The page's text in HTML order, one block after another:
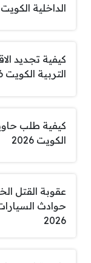
الداخلية الكويت 2026
كيفية تجديد
التربية الكويت 2026
كيفية طلب
الكويت 2026
عقوبة القتل
حوادث
2026